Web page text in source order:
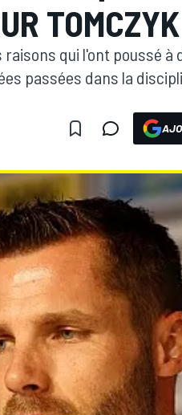
TOMCZYK
qui l'ont poussé à
passées dans la